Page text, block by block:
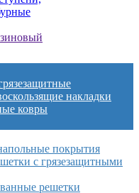
накладки
ковры
покрытия
с грязезащитными
решетки